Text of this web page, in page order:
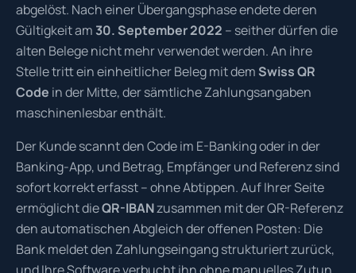
abgelöst. Nach einer Übergangsphase endete deren
Gültigkeit am 30. September 2022 – seither dürfen die
alten Belege nicht mehr verwendet werden. An ihre
Stelle tritt ein einheitlicher Beleg mit dem Swiss QR
Code in der Mitte, der sämtliche Zahlungsangaben
maschinenlesbar enthält.
Der Kunde scannt den Code im E-Banking oder in der
Banking-App, und Betrag, Empfänger und Referenz sind
sofort korrekt erfasst – ohne Abtippen. Auf Ihrer Seite
ermöglicht dieQR-IBANzusammen mit der QR-Referenz
den automatischen Abgleich der offenen Posten: Die
Bank meldet den Zahlungseingang strukturiert zurück,